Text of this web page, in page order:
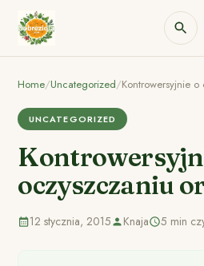
Home/Uncategorized/Kontrowersyjnie o
UNCATEGORIZED
oczyszczaniu
12 stycznia, 2015 Knaja 5 min